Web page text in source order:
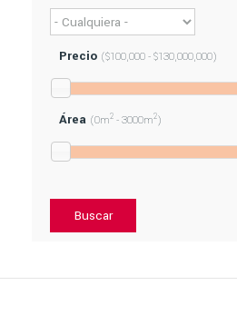
Precio ($100,000 - $130,000,000)
Área (0m2 - 3000m2)
Buscar